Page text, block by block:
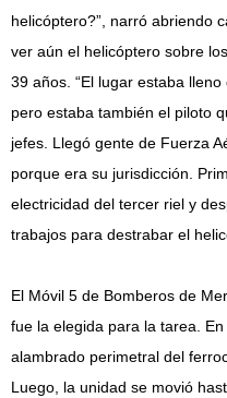
helicóptero?”, narró abriendo
ver aún el helicóptero sobre
39 años. “El lugar estaba
pero estaba también el piloto
jefes. Llegó gente de Fuerza
porque era su jurisdicción.
electricidad del tercer riel y
trabajos para destrabar el
El Móvil 5 de Bomberos de
fue la elegida para la tarea.
alambrado perimetral del
Luego, la unidad se movió